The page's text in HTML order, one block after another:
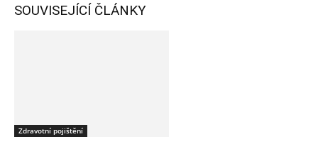
SOUVISEJÍCÍ ČLÁNKY
Zdravotní pojištění